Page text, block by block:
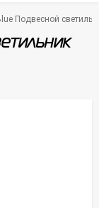
Подвесной